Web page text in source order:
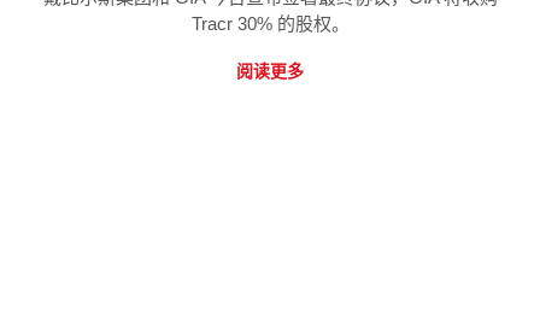
Tracr 30% 的股权。
阅读更多